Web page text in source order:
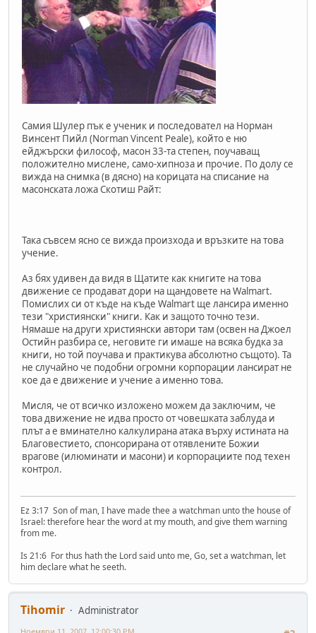
Самия Шулер пък е ученик и последовател на Норман
Винсент Пийл (Norman Vincent Peale), който е ню
ейджърски философ, масон 33-та степен, поучаващ
положително мислене, само-хипноза и прочие. По долу се
вижда на снимка (в дясно) на корицата на списание на
масонската ложа Скотиш Райт:
Така съвсем ясно се вижда произхода и връзките на това
учение.
Аз бях удивен да видя в Щатите как книгите на това
движение се продават дори на щандовете на Walmart.
Помислих си от къде на къде Walmart ще лансира именно
тези "християнски" книги. Как и защото точно тези.
Нямаше на други християнски автори там (освен на Джоел
Остийн разбира се, неговите ги имаше на всяка будка за
книги, но той поучава и практикува абсолютно същото). Та
не случайно че подобни огромни корпорации лансират не
кое да е движение и учение а именно това.
Мисля, че от всичко изложено можем да заключим, че
това движение не идва просто от човешката заблуда и
плът а е вминателно калкулирана атака върху истината на
Благовестието, спонсорирана от отявлените Божии
врагове (илюминати и масони) и корпорациите под техен
контрол.
Ez 3:17 Son of man, I have made thee a watchman unto the house of
Israel: therefore hear the word at my mouth, and give them warning
from me.
Is 21:6 For thus hath the Lord said unto me, Go, set a watchman, let
him declare what he seeth.
Tihomir
Administrator